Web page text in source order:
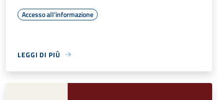
Accesso all'informazione
LEGGI DI PIÙ